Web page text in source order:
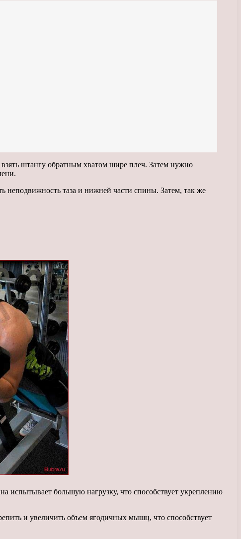
штангу обратным хватом шире плеч. Затем нужно
неподвижность таза и нижней части спины. Затем, так же
большую нагрузку, что способствует укреплению
и увеличить объем ягодичных мышц, что способствует